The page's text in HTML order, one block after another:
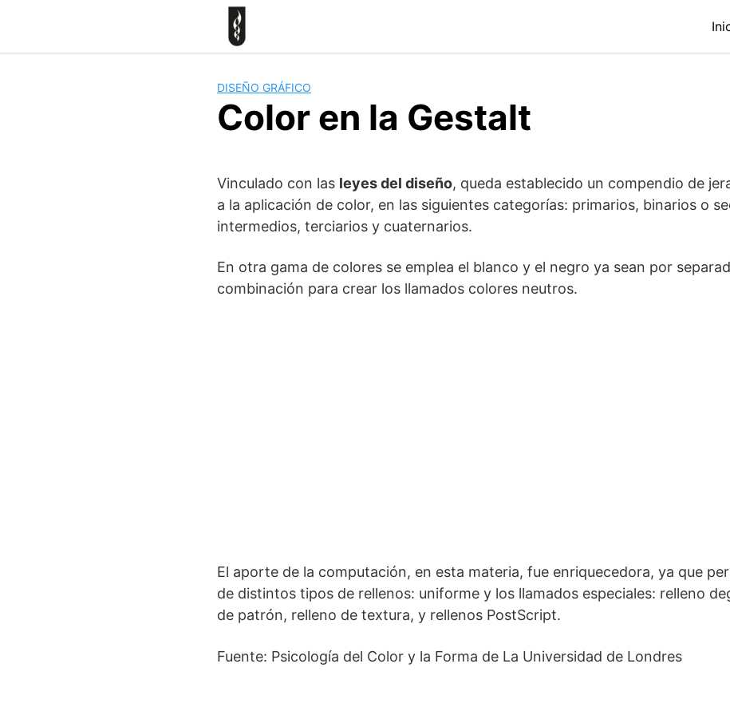
DISEÑO GRÁFICO
Color en la Gestalt
Vinculado con las leyes del diseño, queda establecido un compendio de
a la aplicación de color, en las siguientes categorías: primarios, binarios o
intermedios, terciarios y cuaternarios.
En otra gama de colores se emplea el blanco y el negro ya sean por
combinación para crear los llamados colores neutros.
El aporte de la computación, en esta materia, fue enriquecedora, ya que
de distintos tipos de rellenos: uniforme y los llamados especiales: relleno
de patrón, relleno de textura, y rellenos PostScript.
Fuente: Psicología del Color y la Forma de La Universidad de Londres